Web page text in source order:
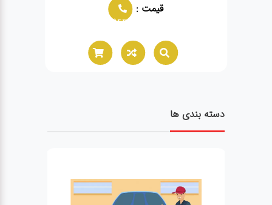
قیمت :
02166021944
دسته بندی ها